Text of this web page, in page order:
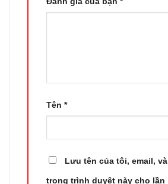
Tên *
Lưu tên của tôi, email,
trong trình duyệt này cho lần